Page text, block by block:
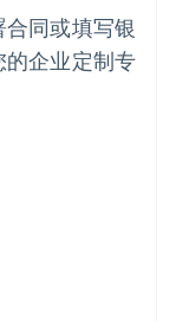
同或填写银
企业定制专